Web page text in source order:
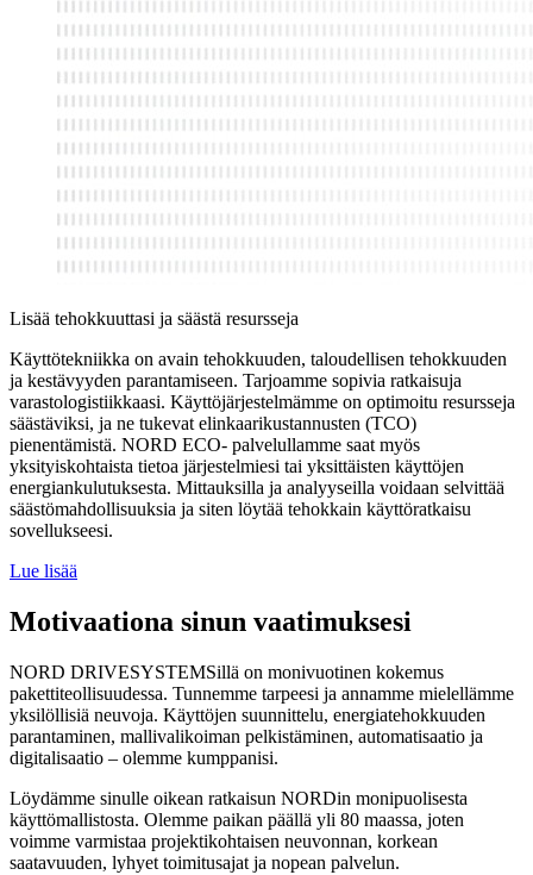
Lisää tehokkuuttasi ja säästä resursseja
Käyttötekniikka on avain tehokkuuden, taloudellisen tehokkuuden
ja kestävyyden parantamiseen. Tarjoamme sopivia ratkaisuja
varastologistiikkaasi. Käyttöjärjestelmämme on optimoitu resursseja
säästäviksi, ja ne tukevat elinkaarikustannusten (TCO)
pienentämistä. NORD ECO- palvelullamme saat myös
yksityiskohtaista tietoa järjestelmiesi tai yksittäisten käyttöjen
energiankulutuksesta. Mittauksilla ja analyyseilla voidaan selvittää
säästömahdollisuuksia ja siten löytää tehokkain käyttöratkaisu
sovellukseesi.
Lue lisää
Motivaationa sinun vaatimuksesi
NORD DRIVESYSTEMSillä on monivuotinen kokemus
pakettiteollisuudessa. Tunnemme tarpeesi ja annamme mielellämme
yksilöllisiä neuvoja. Käyttöjen suunnittelu, energiatehokkuuden
parantaminen, mallivalikoiman pelkistäminen, automatisaatio ja
digitalisaatio – olemme kumppanisi.
Löydämme sinulle oikean ratkaisun NORDin monipuolisesta
käyttömallistosta. Olemme paikan päällä yli 80 maassa, joten
voimme varmistaa projektikohtaisen neuvonnan, korkean
saatavuuden, lyhyet toimitusajat ja nopean palvelun.